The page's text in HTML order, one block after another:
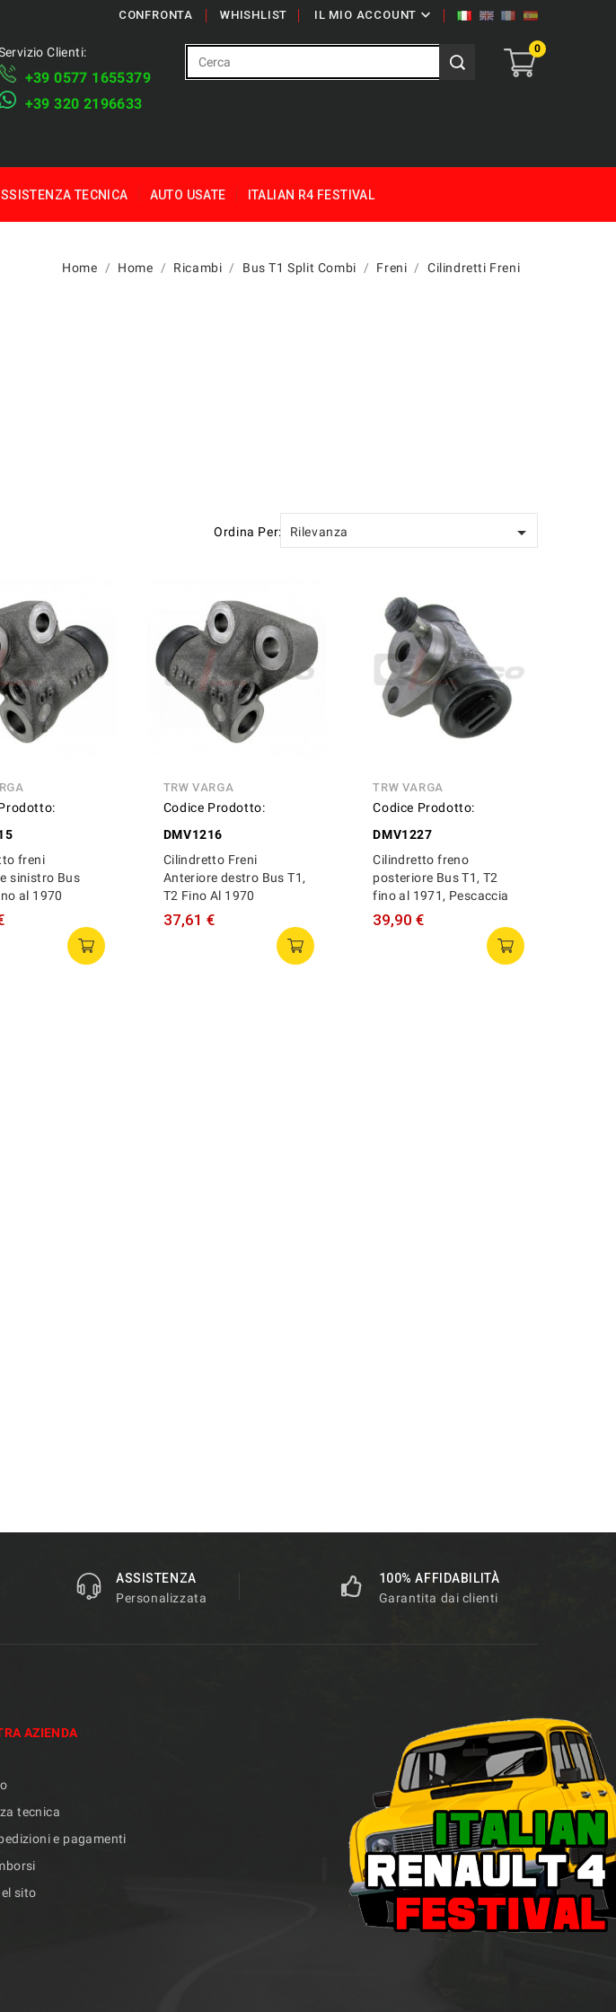
IL MIO ACCOUNT 
WHISHLIST
CONFRONTA
0
Clienti:
+39 ​​0577 1655379
​+39 320 2196633
TECNICA AUTO USATE ITALIAN R4 FESTIVAL
Home Home Ricambi Bus T1 Split Combi Freni Cilindretti Freni
Ordina Per: Rilevanza 
freni
sinistro Bus
al 1970
TRW VARGA
Codice Prodotto:
DMV1216
Cilindretto Freni
Anteriore destro Bus T1,
T2 Fino Al 1970
37,61 €
TRW VARGA
Codice Prodotto:
DMV1227
Cilindretto freno
posteriore Bus T1, T2
fino al 1971, Pescaccia
39,90 €
ASSISTENZA
Personalizzata
100% AFFIDABILITÀ
Garantita dai clienti
AZIENDA
tecnica
e pagamenti
sito